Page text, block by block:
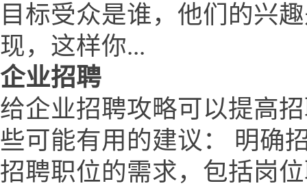
目标受众是谁，他们的兴
现，这样你...
企业招聘
给企业招聘攻略可以提高
些可能有用的建议： 明确
招聘职位的需求，包括岗